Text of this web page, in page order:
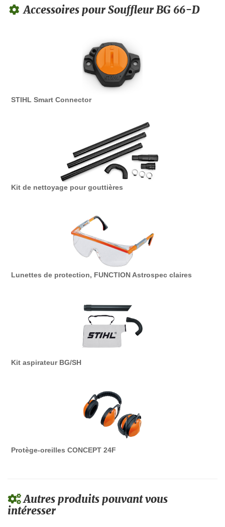
Accessoires pour Souffleur BG 66-D
STIHL Smart Connector
Kit de nettoyage pour gouttières
Lunettes de protection, FUNCTION Astrospec claires
Kit aspirateur BG/SH
Protège-oreilles CONCEPT 24F
Autres produits pouvant vous
intéresser